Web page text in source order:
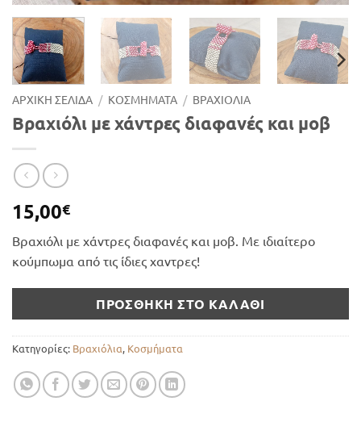
ΑΡΧΙΚΉ ΣΕΛΊΔΑ / ΚΟΣΜΉΜΑΤΑ / ΒΡΑΧΙΌΛΙΑ
Βραχιόλι με χάντρες διαφανές και μοβ
15,00€
Βραχιόλι με χάντρες διαφανές και μοβ. Με ιδιαίτερο
κούμπωμα από τις ίδιες χαντρες!
ΠΡΟΣΘΉΚΗ ΣΤΟ ΚΑΛΆΘΙ
Κατηγορίες: Βραχιόλια, Κοσμήματα